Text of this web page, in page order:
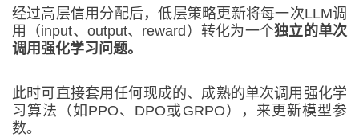
经过高层信用分配后，低层策略更新将每一次LLM调
用（input、output、reward）转化为一个独立的单次
调用强化学习问题。
此时可直接套用任何现成的、成熟的单次调用强化学
习算法（如PPO、DPO或GRPO），来更新模型参
数。